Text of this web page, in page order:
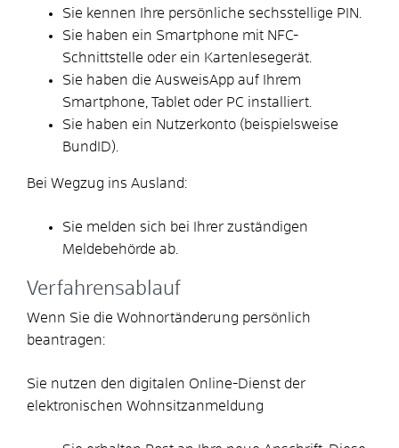
Sie kennen Ihre persönliche sechsstellige PIN.
Sie haben ein Smartphone mit NFC-
Schnittstelle oder ein Kartenlesegerät.
Sie haben die AusweisApp auf Ihrem
Smartphone, Tablet oder PC installiert.
Sie haben ein Nutzerkonto (beispielsweise
BundID)
Bei Wegzug ins Ausland:
Sie melden sich bei Ihrer zuständigen
Meldebehörde ab.
Verfahrensablauf
Wenn Sie die Wohnortänderung persönlich
beantragen:
Sie nutzen den digitalen Online-Dienst der
elektronischen Wohnsitzanmeldung